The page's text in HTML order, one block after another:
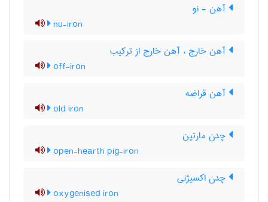
آهن - نو
nu-iron
آهن خارج ، آهن خارج از ترکیب
off-iron
آهن قراضه
old iron
چدن مارتین
open-hearth pig-iron
چدن اکسیژنی
oxygenised iron